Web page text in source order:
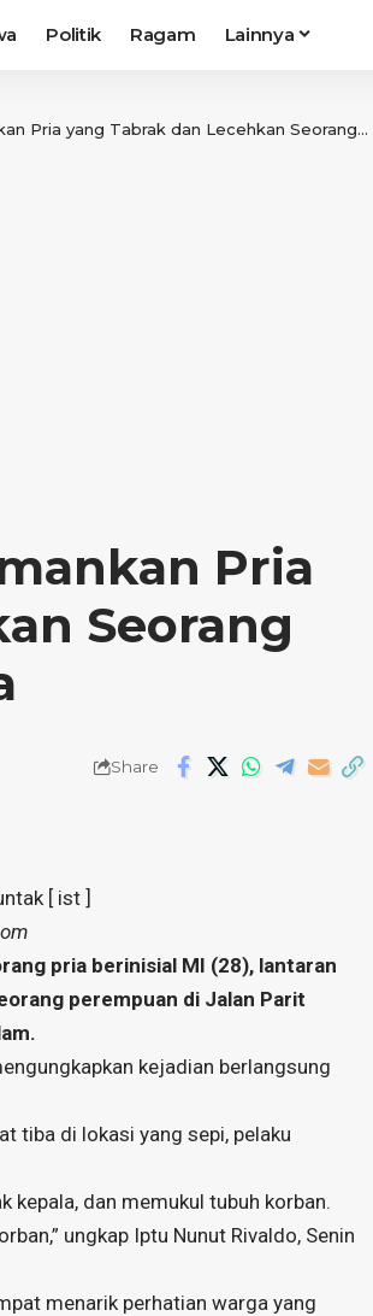
Politik Ragam Lainnya
Tabrak dan Lecehkan Seorang Wanita Mirip Mantannya
Pria
Seorang
Share
[ ist ]
pria berinisial MI (28), lantaran
perempuan di Jalan Parit
kejadian berlangsung
tiba di lokasi yang sepi, pelaku
kepala, dan memukul tubuh korban.
ungkap Iptu Nunut Rivaldo, Senin
menarik perhatian warga yang